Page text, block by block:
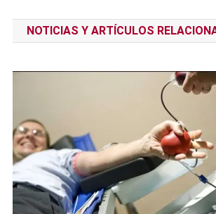
de
entradas
NOTICIAS Y ARTÍCULOS